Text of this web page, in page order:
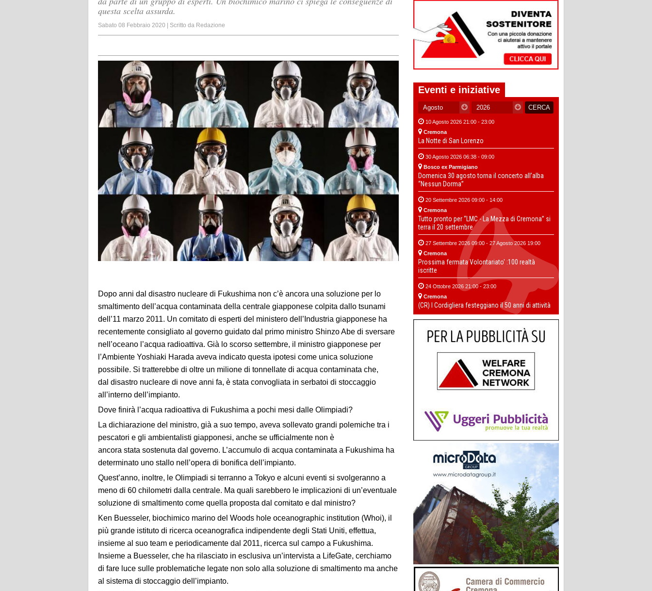
questa scelta assurda.
Sabato 08 Febbraio 2020 | Scritto da Redazione
Dopo anni dal disastro nucleare di Fukushima non c’è ancora una soluzione per lo
smaltimento dell’acqua contaminata della centrale giapponese colpita dallo tsunami
dell’11 marzo 2011. Un comitato di esperti del ministero dell’Industria giapponese ha
recentemente consigliato al governo guidato dal primo ministro Shinzo Abe di sversare
nell’oceano l’acqua radioattiva. Già lo scorso settembre, il ministro giapponese per
l’Ambiente Yoshiaki Harada aveva indicato questa ipotesi come unica soluzione
possibile. Si tratterebbe di oltre un milione di tonnellate di acqua contaminata che,
dal disastro nucleare di nove anni fa, è stata convogliata in serbatoi di stoccaggio
all’interno dell’impianto.
Dove finirà l’acqua radioattiva di Fukushima a pochi mesi dalle Olimpiadi?
La dichiarazione del ministro, già a suo tempo, aveva sollevato grandi polemiche tra i
pescatori e gli ambientalisti giapponesi, anche se ufficialmente non è
ancora stata sostenuta dal governo. L’accumulo di acqua contaminata a Fukushima ha
determinato uno stallo nell’opera di bonifica dell’impianto.
Quest’anno, inoltre, le Olimpiadi si terranno a Tokyo e alcuni eventi si svolgeranno a
meno di 60 chilometri dalla centrale. Ma quali sarebbero le implicazioni di un’eventuale
soluzione di smaltimento come quella proposta dal comitato e dal ministro?
Ken Buesseler, biochimico marino del Woods hole oceanographic institution (Whoi), il
più grande istituto di ricerca oceanografica indipendente degli Stati Uniti, effettua,
insieme al suo team e periodicamente dal 2011, ricerca sul campo a Fukushima.
Insieme a Buesseler, che ha rilasciato in esclusiva un’intervista a LifeGate, cerchiamo
di fare luce sulle problematiche legate non solo alla soluzione di smaltimento ma anche
al sistema di stoccaggio dell’impianto.
Eventi e iniziative
10 Agosto 2026 21:00 - 23:00
Cremona
La Notte di San Lorenzo
30 Agosto 2026 06:38 - 09:00
Bosco ex Parmigiano
Domenica 30 agosto torna il concerto all’alba
“Nessun Dorma”
20 Settembre 2026 09:00 - 14:00
Cremona
Tutto pronto per “LMC - La Mezza di Cremona” si
terra il 20 settembre
27 Settembre 2026 09:00 - 27 Agosto 2026 19:00
Cremona
Prossima fermata Volontariato' :100 realtà
iscritte
24 Ottobre 2026 21:00 - 23:00
Cremona
(CR) I Cordigliera festeggiano il 50 anni di attività